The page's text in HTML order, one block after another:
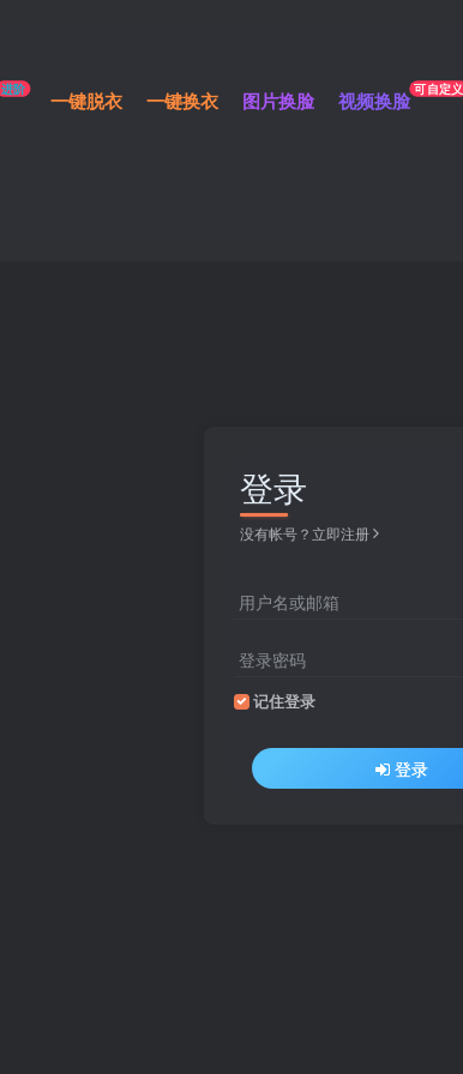
进阶 一键脱衣 一键换衣 图片换脸 视频换脸 可自定义
登录
没有帐号？立即注册
用户名或邮箱
登录密码
记住登录
登录